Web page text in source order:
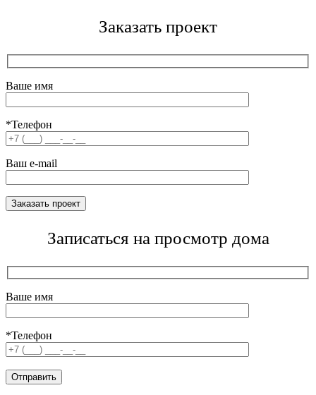
Заказать проект
Ваше имя
*Телефон
Ваш e-mail
Записаться на просмотр дома
Ваше имя
*Телефон